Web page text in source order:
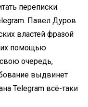
переписки.
Павел Дуров
властей фразой
их помощью
очередь,
выдвинет
Telegram всё-таки